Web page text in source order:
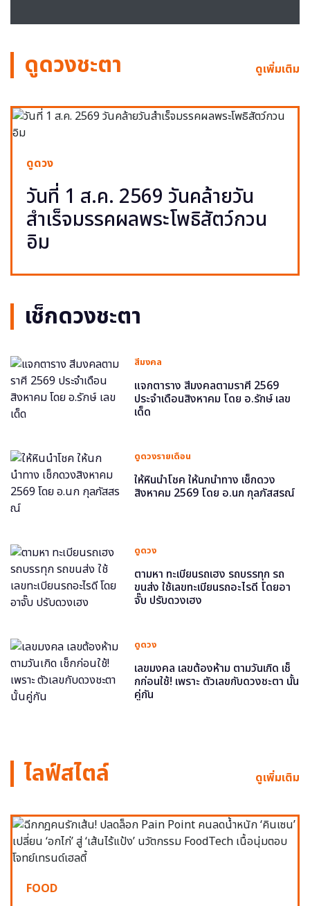
ดูดวงชะตา ดูเพิ่มเติม
ดูดวง
วันที่ 1 ส.ค. 2569 วันคล้ายวัน
สำเร็จมรรคผลพระโพธิสัตว์กวน
อิม
เช็กดวงชะตา
สีมงคล
แจกตาราง สีมงคลตามราศี 2569
ประจำเดือนสิงหาคม โดย อ.รักษ์ เลข
เด็ด
ดูดวงรายเดือน
ให้หินนำโชค ให้นกนำทาง เช็กดวง
สิงหาคม 2569 โดย อ.นก กุลภัสสรณ์
ดูดวง
ตามหา ทะเบียนรถเฮง รถบรรทุก รถ
ขนส่ง ใช้เลขทะเบียนรถอะไรดี โดยอา
จั๊บ ปรับดวงเฮง
ดูดวง
เลขมงคล เลขต้องห้าม ตามวันเกิด เช็
กก่อนใช้! เพราะ ตัวเลขกับดวงชะตา นั้น
คู่กัน
ไลฟ์สไตล์ ดูเพิ่มเติม
FOOD